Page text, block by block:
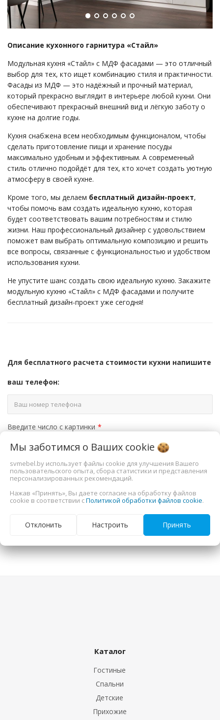
Описание кухонного гарнитура «Стайл»
Модульная кухня «Стайл» с МДФ фасадами — это отличный
выбор для тех, кто ищет комбинацию стиля и практичности.
Фасады из МДФ — это надёжный и прочный материал,
который прекрасно выглядит в интерьере любой кухни. Они
обеспечивают прекрасный внешний вид и лёгкую заботу о
кухне на долгие годы.
Кухня снабжена всем необходимым функционалом, чтобы
сделать приготовление пищи и хранение посуды
максимально удобным и эффективным. А современный
стиль отлично подойдёт для тех, кто хочет создать уютную
атмосферу в своей кухне.
Кроме того, мы делаем бесплатный дизайн-проект,
чтобы помочь вам создать идеальную кухню, которая
будет соответствовать вашим потребностям и стилю
жизни. Наш профессиональный дизайнер с удовольствием
поможет вам выбрать оптимальную композицию и решить
все вопросы, связанные с функциональностью и удобством
использования кухни.
Не упустите шанс создать свою идеальную кухню. Закажите
модульную кухню «Стайл» с МДФ фасадами и получите
бесплатный дизайн-проект уже сегодня!
Для бесплатного расчета стоимости кухни напишите
ваш телефон:
Введите число с картинки *
Я согласен с условиямиПользовательского соглашения
Каталог
Гостиные
Спальни
Детские
Прихожие
Мы заботимся о Ваших cookie
svmebel.by использует файлы cookie для улучшения Вашего
пользовательского опыта, сбора статистики и представления
персонализированных рекомендаций.
Нажав «Принять», Вы даете согласие на обработку файлов
cookie в соответствии сПолитикой обработки файлов cookie.
Отклонить Настроить Принять